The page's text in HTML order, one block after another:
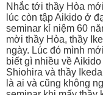
Nhắc tới thầy Hòa
lúc còn tập Aikido ở
seminar kỉ niệm 60
mời thầy Hòa, thầy
ngày. Lúc đó mình
biết gì nhiều về
Shiohira và thầy
là ai và cũng không